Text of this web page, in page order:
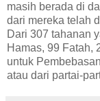
masih berada di
dari mereka telah
Dari 307 tahanan
Hamas, 99 Fatah,
untuk
atau dari partai-